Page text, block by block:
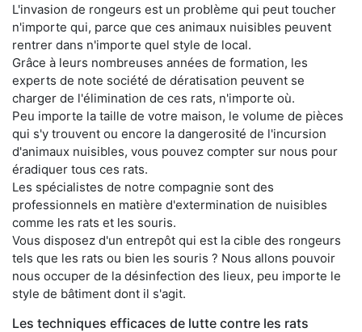
L'invasion de rongeurs est un problème qui peut toucher
n'importe qui, parce que ces animaux nuisibles peuvent
rentrer dans n'importe quel style de local.
Grâce à leurs nombreuses années de formation, les
experts de note société de dératisation peuvent se
charger de l'élimination de ces rats, n'importe où.
Peu importe la taille de votre maison, le volume de pièces
qui s'y trouvent ou encore la dangerosité de l'incursion
d'animaux nuisibles, vous pouvez compter sur nous pour
éradiquer tous ces rats.
Les spécialistes de notre compagnie sont des
professionnels en matière d'extermination de nuisibles
comme les rats et les souris.
Vous disposez d'un entrepôt qui est la cible des rongeurs
tels que les rats ou bien les souris ? Nous allons pouvoir
nous occuper de la désinfection des lieux, peu importe le
style de bâtiment dont il s'agit.
Les techniques efficaces de lutte contre les rats